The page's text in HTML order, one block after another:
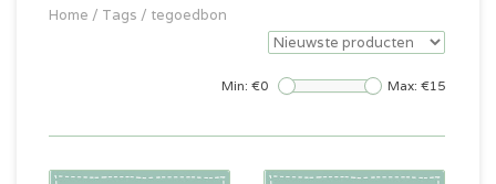
Home / Tags / tegoedbon
Min: €0 Max: €15